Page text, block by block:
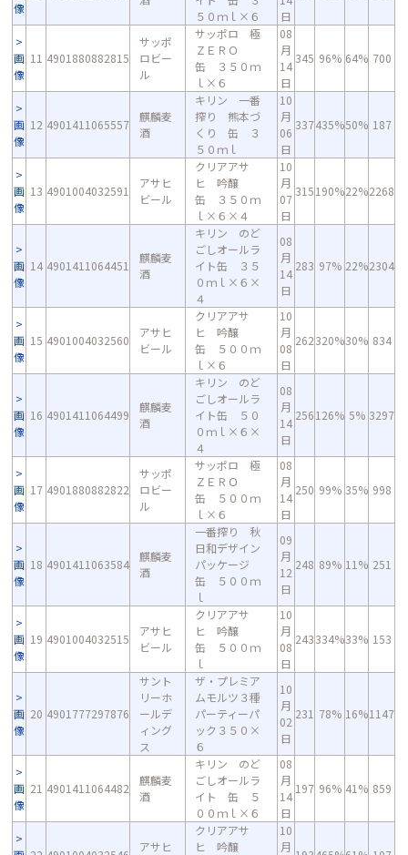
像
５０ｍｌ×６
日
画
像
11 4901880882815
サッポ
ロビー
ル
サッポロ 極
ＺＥＲＯ
缶 ３５０ｍ
ｌ×６
08
月
14
日
345 96% 64% 700
画
像
12 4901411065557
麒麟麦
酒
キリン 一番
搾り 熊本づ
くり 缶 ３
５０ｍｌ
10
月
06
日
337435%50% 187
画
像
13 4901004032591
アサヒ
ビール
クリアアサ
ヒ 吟醸
缶 ３５０ｍ
ｌ×６×４
10
月
07
日
315190%22%2268
画
像
14 4901411064451
麒麟麦
酒
キリン のど
ごしオールラ
イト缶 ３５
０ｍｌ×６×
４
08
月
14
日
283 97% 22%2304
画
像
15 4901004032560
アサヒ
ビール
クリアアサ
ヒ 吟醸
缶 ５００ｍ
ｌ×６
10
月
08
日
262320%30% 834
画
像
16 4901411064499
麒麟麦
酒
キリン のど
ごしオールラ
イト缶 ５０
０ｍｌ×６×
４
08
月
14
日
256126% 5% 3297
画
像
17 4901880882822
サッポ
ロビー
ル
サッポロ 極
ＺＥＲＯ
缶 ５００ｍ
ｌ×６
08
月
14
日
250 99% 35% 998
画
像
18 4901411063584
麒麟麦
酒
一番搾り 秋
日和デザイン
パッケージ
缶 ５００ｍ
ｌ
09
月
12
日
248 89% 11% 251
画
像
19 4901004032515
アサヒ
ビール
クリアアサ
ヒ 吟醸
缶 ５００ｍ
ｌ
10
月
08
日
243334%33% 153
画
像
20 4901777297876
サント
リーホ
ールデ
ィング
ス
ザ・プレミア
ムモルツ３種
パーティーパ
ック３５０×
６
10
月
02
日
231 78% 16%1147
画
像
21 4901411064482
麒麟麦
酒
キリン のど
ごしオールラ
イト 缶 ５
００ｍｌ×６
08
月
14
日
197 96% 41% 859
アサヒ
クリアアサ
ヒ 吟醸
10
月